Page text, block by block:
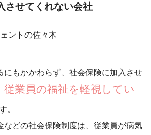
させてくれない会社
にもかかわらず、社会保険に加入させ
従業員の福祉を軽視してい
。
などの社会保険制度は、従業員が病気